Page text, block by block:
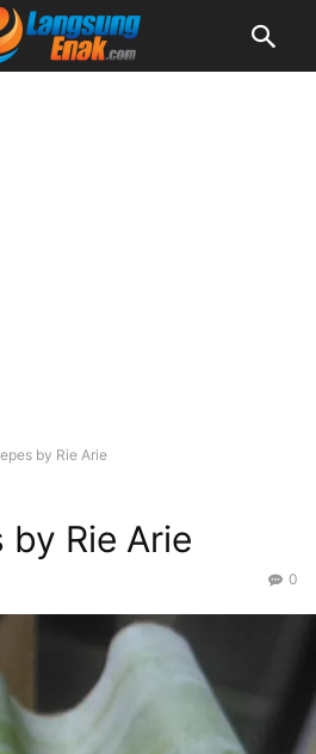
by Rie Arie
by Rie Arie
0